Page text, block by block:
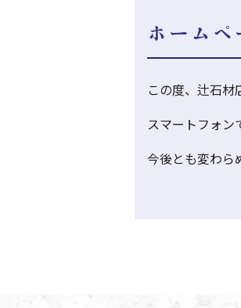
ホームペ
この度、辻石材
スマートフォン
今後とも変わら